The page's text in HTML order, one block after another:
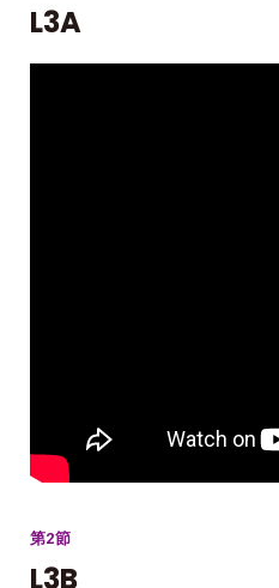
L3A
第2節
L3B